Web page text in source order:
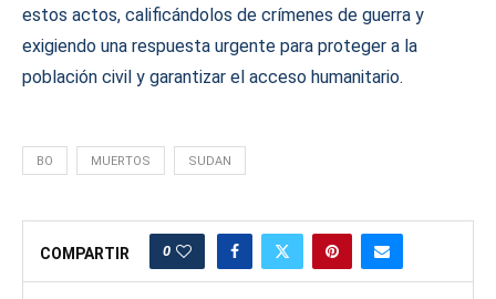
estos actos, calificándolos de crímenes de guerra y
exigiendo una respuesta urgente para proteger a la
población civil y garantizar el acceso humanitario.
BO MUERTOS SUDAN
COMPARTIR 0